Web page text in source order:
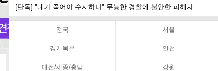
[단독] "내가 죽어야 수사하나" 무능한 경찰에 불안한 피해자
전국 서울
경기북부 인천
대전/세종/충남 강원